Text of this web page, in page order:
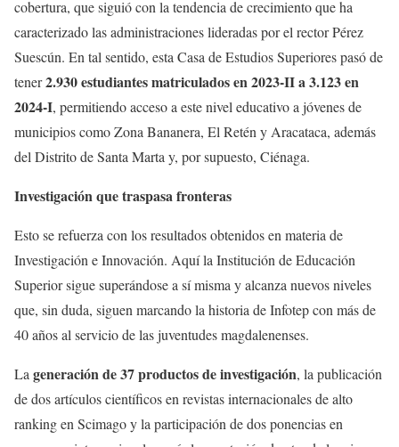
cobertura, que siguió con la tendencia de crecimiento que ha
caracterizado las administraciones lideradas por el rector Pérez
Suescún. En tal sentido, esta Casa de Estudios Superiores pasó de
tener2.930 estudiantes matriculados en 2023-II a 3.123 en
2024-I, permitiendo acceso a este nivel educativo a jóvenes de
municipios como Zona Bananera, El Retén y Aracataca, además
del Distrito de Santa Marta y, por supuesto, Ciénaga.
Investigación que traspasa fronteras
Esto se refuerza con los resultados obtenidos en materia de
Investigación e Innovación. Aquí la Institución de Educación
Superior sigue superándose a sí misma y alcanza nuevos niveles
que, sin duda, siguen marcando la historia de Infotep con más de
40 años al servicio de las juventudes magdalenenses.
La generación de 37 productos de investigación, la publicación
de dos artículos científicos en revistas internacionales de alto
ranking en Scimago y la participación de dos ponencias en